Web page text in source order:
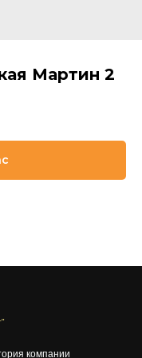
Мартин 2
компании